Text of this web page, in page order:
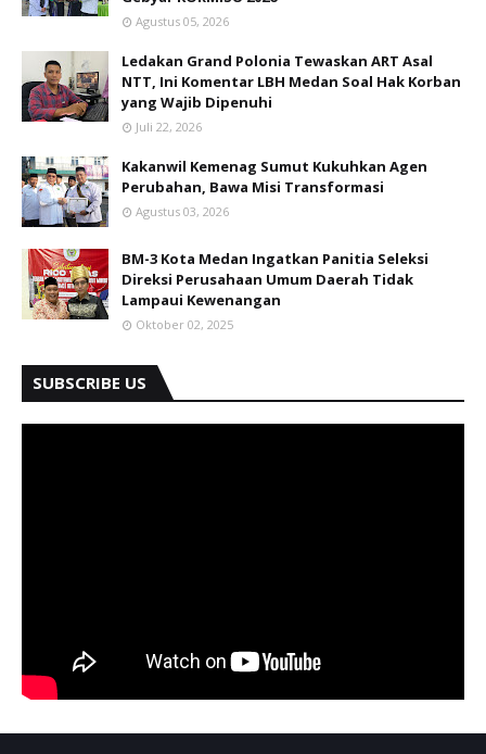
Direksi Perusahaan Umum Daerah Tidak
Lampaui Kewenangan
Oktober 02, 2025
SUBSCRIBE US